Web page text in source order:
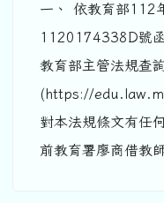
一、 依教育部112
1120174338D號
教育部主管法規查
(https://
對本法規條文有任
前教育署廖商借教